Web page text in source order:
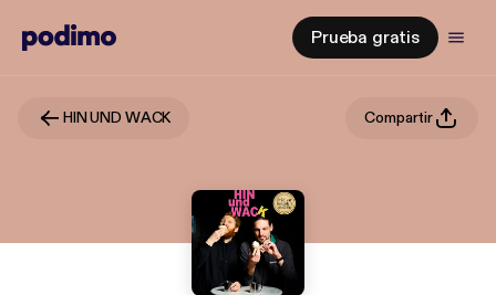
Prueba gratis
HIN UND WACK Compartir